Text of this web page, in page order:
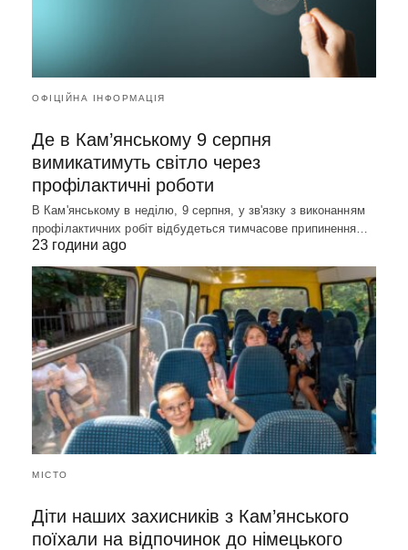
ОФІЦІЙНА ІНФОРМАЦІЯ
Де в Кам’янському 9 серпня
вимикатимуть світло через
профілактичні роботи
В Кам'янському в неділю, 9 серпня, у зв'язку з виконанням
профілактичних робіт відбудеться тимчасове припинення…
23 години ago
МІСТО
Діти наших захисників з Кам’янського
поїхали на відпочинок до німецького